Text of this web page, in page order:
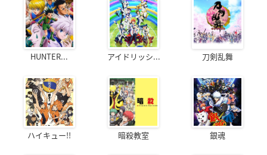
HUNTER... アイドリッシ... 刀剣乱舞
ハイキュー!! 暗殺教室 銀魂